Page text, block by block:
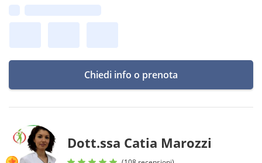
Chiedi info o prenota
Dott.ssa Catia Marozzi